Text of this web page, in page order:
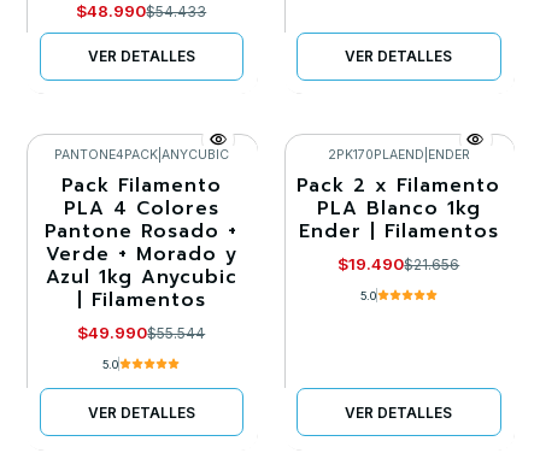
$48.990$54.433
VER DETALLES VER DETALLES
-10%
Agotado
PANTONE4PACK| ANYCUBIC
Pack Filamento
PLA 4 Colores
Pantone Rosado +
Verde + Morado y
Azul 1kg Anycubic
| Filamentos
$49.990$55.544
5.0
VER DETALLES
-10%
Llega el 30/08/2026
2PK170PLAEND ENDER
Pack 2 x Filamento
PLA Blanco 1kg
Ender | Filamentos
$19.490$21.656
5.0
VER DETALLES